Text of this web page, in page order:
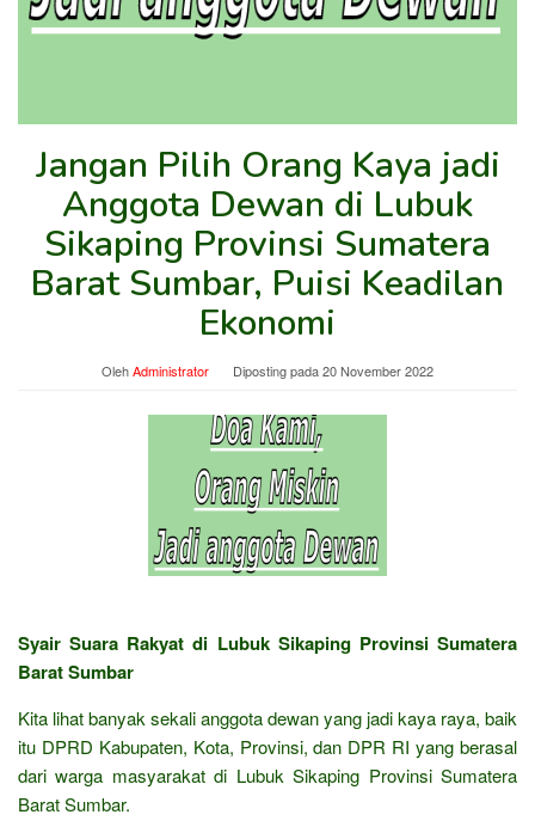
Jangan Pilih Orang Kaya jadi
Anggota Dewan di Lubuk
Sikaping Provinsi Sumatera
Barat Sumbar, Puisi Keadilan
Ekonomi
OlehAdministrator Diposting pada20 November 2022
Syair Suara Rakyat di Lubuk Sikaping Provinsi Sumatera
Barat Sumbar
Kita lihat banyak sekali anggota dewan yang jadi kaya raya, baik
itu DPRD Kabupaten, Kota, Provinsi, dan DPR RI yang berasal
dari warga masyarakat di Lubuk Sikaping Provinsi Sumatera
Barat Sumbar.